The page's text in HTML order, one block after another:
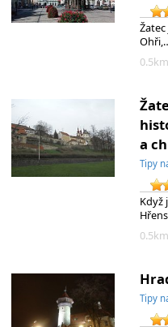
0.5km
a
Tipy
Když
0.5km
Tipy